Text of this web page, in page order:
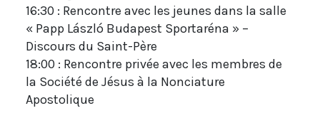
16:30 : Rencontre avec les jeunes dans la salle
« Papp László Budapest Sportaréna » –
Discours du Saint-Père
18:00 : Rencontre privée avec les membres de
la Société de Jésus à la Nonciature
Apostolique